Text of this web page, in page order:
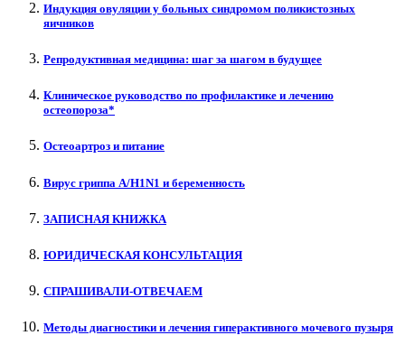
Индукция овуляции у больных синдромом поликистозных
яичников
Репродуктивная медицина: шаг за шагом в будущее
Клиническое руководство по профилактике и лечению
остеопороза*
Остеоартроз и питание
Вирус гриппа А/H1N1 и беременность
ЗАПИСНАЯ КНИЖКА
ЮРИДИЧЕСКАЯ КОНСУЛЬТАЦИЯ
СПРАШИВАЛИ-ОТВЕЧАЕМ
Методы диагностики и лечения гиперактивного мочевого пузыря